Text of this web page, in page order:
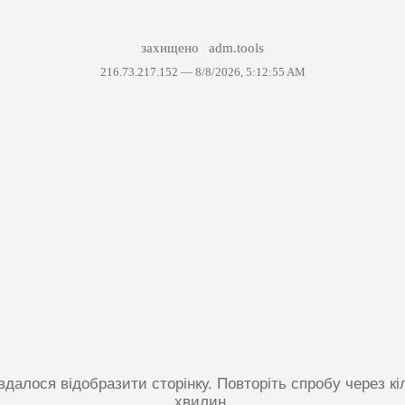
захищено adm.tools
216.73.217.152 — 8/8/2026, 5:12:55 AM
відобразити сторінку. Повторіть спробу через